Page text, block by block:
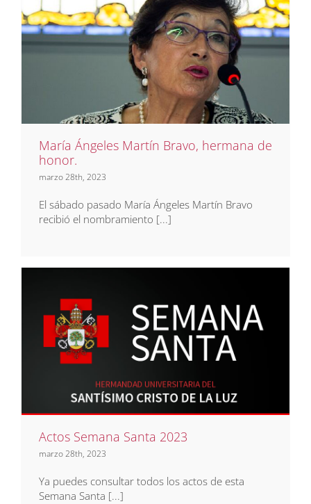
María Ángeles Martín Bravo,
hermana de honor.
Noticias Prensa
María Ángeles Martín Bravo, hermana de
honor.
marzo 28th, 2023
El sábado pasado María Ángeles Martín Bravo
recibió el nombramiento [...]
Actos Semana Santa 2023
Actos Semana Santa 2023
marzo 28th, 2023
Ya puedes consultar todos los actos de esta
Semana Santa [...]